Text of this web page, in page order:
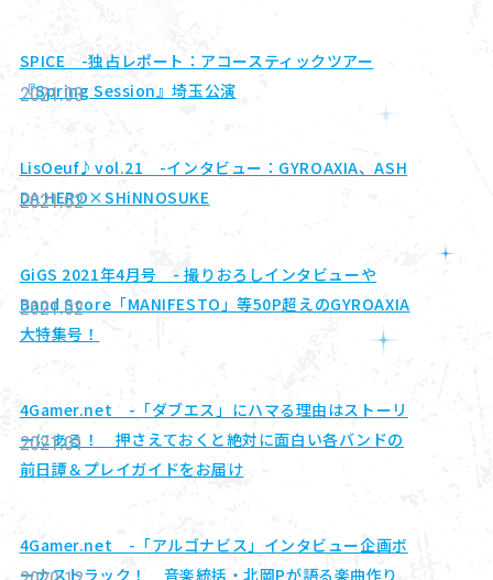
SPICE -独占レポート：アコースティックツアー
『Spring Session』埼玉公演
2021.03
LisOeuf♪vol.21 -インタビュー：GYROAXIA、ASH
DA HERO×SHiNNOSUKE
2021.02
GiGS 2021年4月号 - 撮りおろしインタビューや
Band Score「MANIFESTO」等50P超えのGYROAXIA
大特集号！
2021.02
4Gamer.net -「ダブエス」にハマる理由はストーリ
ーにある！ 押さえておくと絶対に面白い各バンドの
前日譚＆プレイガイドをお届け
2021.01
4Gamer.net -「アルゴナビス」インタビュー企画ボ
ーナストラック！ 音楽統括・北岡Pが語る楽曲作り